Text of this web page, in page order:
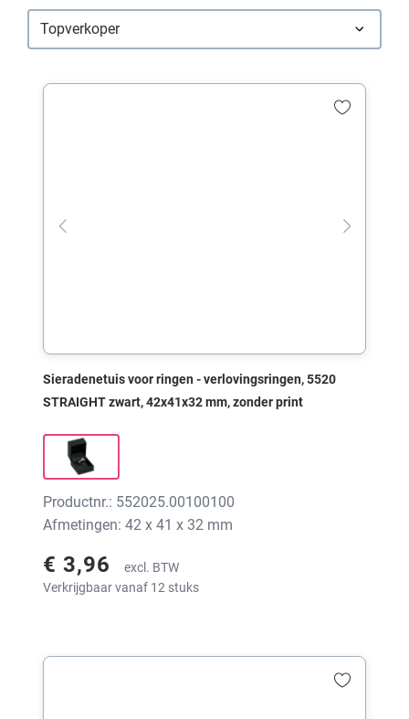
Sieradenetuis voor ringen - verlovingsringen, 5520
STRAIGHT zwart, 42x41x32 mm, zonder print
Productnr.: 552025.00100100
Afmetingen: 42 x 41 x 32 mm
€ 3,96
excl. BTW
Verkrijgbaar vanaf 12 stuks